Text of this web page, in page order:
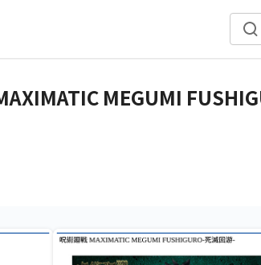
MEGUMI